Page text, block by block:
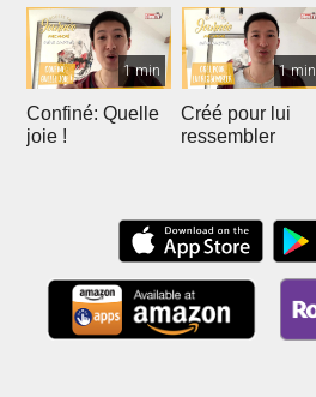
1 min
Confiné: Quelle
joie !
1 min
Créé pour lui
ressembler